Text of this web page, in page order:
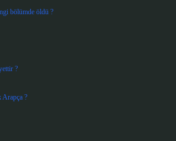
bölümde öldü ?
?
Arapça ?